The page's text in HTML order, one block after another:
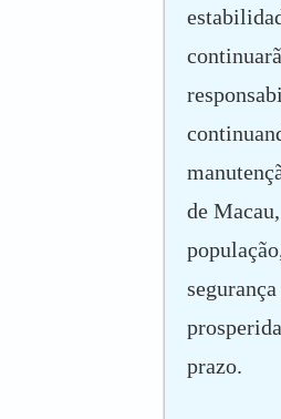
de
prazo.